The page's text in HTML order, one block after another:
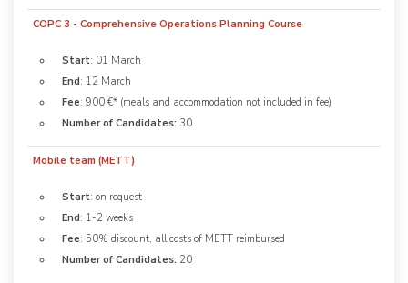
COPC 3 - Comprehensive Operations Planning Course
Start: 01 March
End: 12 March
Fee: 900 €* (meals and accommodation not included in fee)
Number of Candidates: 30
Mobile team (METT)
Start: on request
End: 1-2 weeks
Fee: 50% discount, all costs of METT reimbursed
Number of Candidates: 20